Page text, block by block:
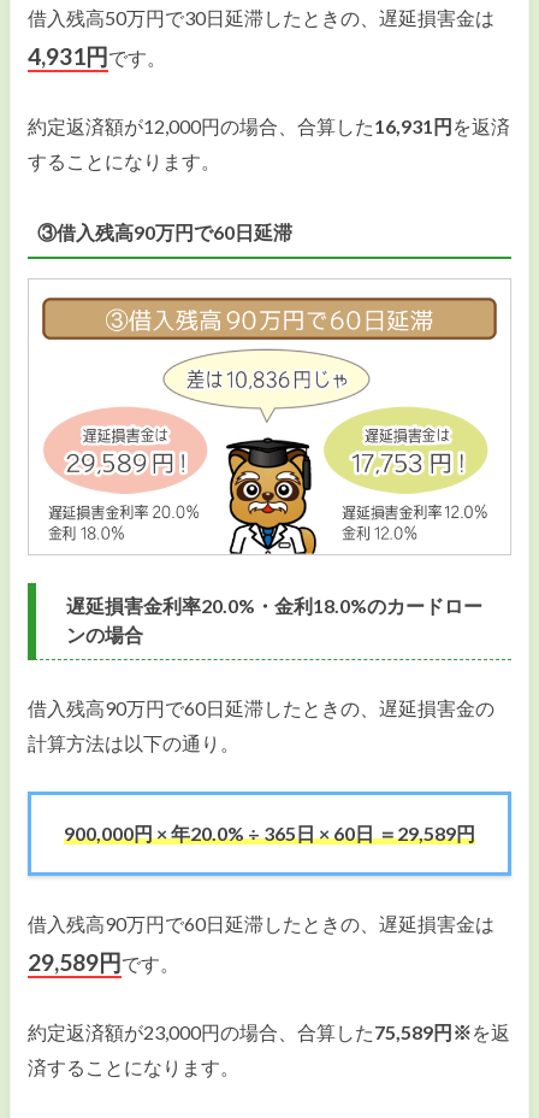
借入残高50万円で30日延滞したときの、遅延損害金は
4,931円です。
約定返済額が12,000円の場合、合算した16,931円を返済
することになります。
③借入残高90万円で60日延滞
遅延損害金利率20.0%・金利18.0%のカードロー
ンの場合
借入残高90万円で60日延滞したときの、遅延損害金の
計算方法は以下の通り。
900,000円 × 年20.0% ÷ 365日 × 60日 ＝29,589円
借入残高90万円で60日延滞したときの、遅延損害金は
29,589円です。
約定返済額が23,000円の場合、合算した75,589円※を返
済することになります。